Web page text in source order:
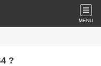
MENU
?